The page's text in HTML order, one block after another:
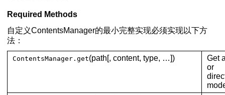
Required Methods
自定义ContentsManager的最小完整实现必须实现以下方
法：
ContentsManager.get(path[, content, type, …])
Get
or